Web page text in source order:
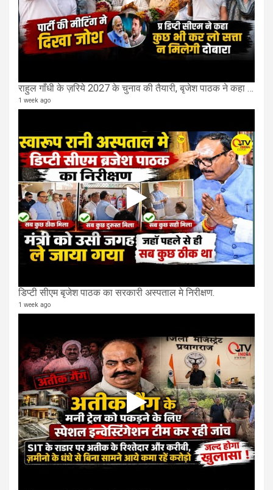
राहुल गाँधी के ज़रिये 2027 के चुनाव की तैयारी, बृजेश पाठक ने कहा चुक चुकी हैं कांग्रेस
1 week ago
डिप्टी सीएम बृजेश पाठक का सरकारी अस्पताल मे निरीक्षण.
1 week ago